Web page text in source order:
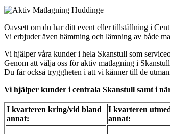
Oavsett om du har ditt event eller tillställning i
Vi erbjuder även hämtning och lämning av både
Vi hjälper våra kunder i hela Skanstull som
Genom att välja oss för aktiv matlagning i
Du får också tryggheten i att vi känner till de
Vi hjälper kunder i centrala Skanstull samt i
I kvarteren kring/vid bland
annat:
I kvarteren
annat: